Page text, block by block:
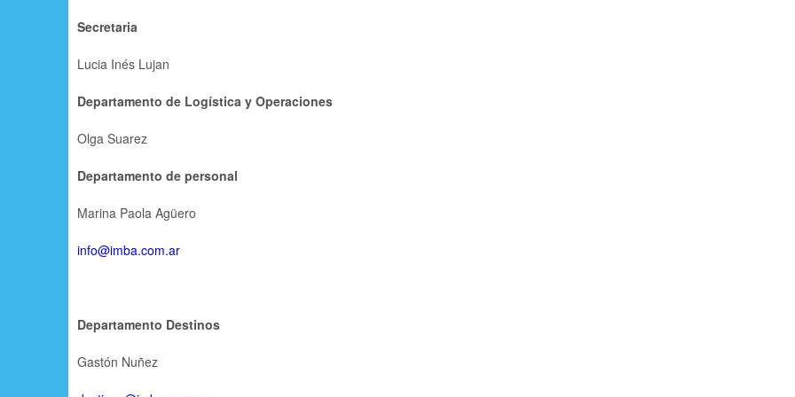
Secretaria
Lucia Inés Lujan
Departamento de Logística y Operaciones
Olga Suarez
Departamento de personal
Marina Paola Agüero
info@imba.com.ar
Departamento Destinos
Gastón Nuñez